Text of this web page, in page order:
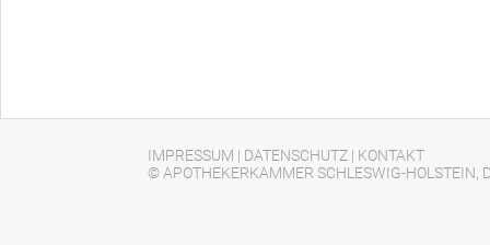
IMPRESSUM | DATENSCHUTZ | KONTAKT
© APOTHEKERKAMMER SCHLESWIG-HOLSTEIN,